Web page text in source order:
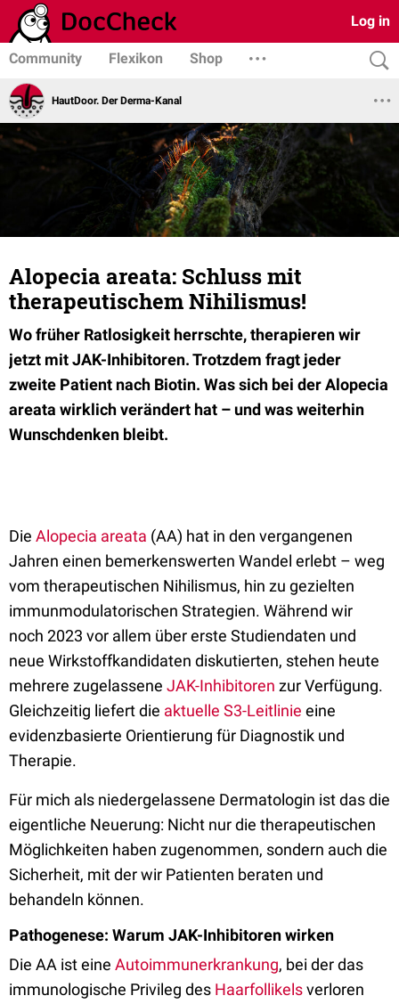
Log in
Community Flexikon Shop
HautDoor. Der Derma-Kanal
Alopecia areata: Schluss mit
therapeutischem Nihilismus!
Wo früher Ratlosigkeit herrschte, therapieren wir
jetzt mit JAK-Inhibitoren. Trotzdem fragt jeder
zweite Patient nach Biotin. Was sich bei der Alopecia
areata wirklich verändert hat – und was weiterhin
Wunschdenken bleibt.
Die Alopecia areata (AA) hat in den vergangenen
Jahren einen bemerkenswerten Wandel erlebt – weg
vom therapeutischen Nihilismus, hin zu gezielten
immunmodulatorischen Strategien. Während wir
noch 2023 vor allem über erste Studiendaten und
neue Wirkstoffkandidaten diskutierten, stehen heute
mehrere zugelassene JAK-Inhibitoren zur Verfügung.
Gleichzeitig liefert die aktuelle S3-Leitlinie eine
evidenzbasierte Orientierung für Diagnostik und
Therapie.
Für mich als niedergelassene Dermatologin ist das die
eigentliche Neuerung: Nicht nur die therapeutischen
Möglichkeiten haben zugenommen, sondern auch die
Sicherheit, mit der wir Patienten beraten und
behandeln können.
Pathogenese: Warum JAK-Inhibitoren wirken
Die AA ist eine Autoimmunerkrankung, bei der das
immunologische Privileg des Haarfollikelsverloren